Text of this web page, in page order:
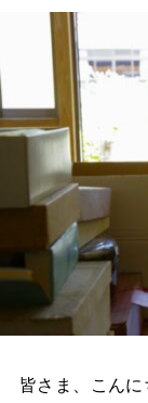
皆さま、こんに